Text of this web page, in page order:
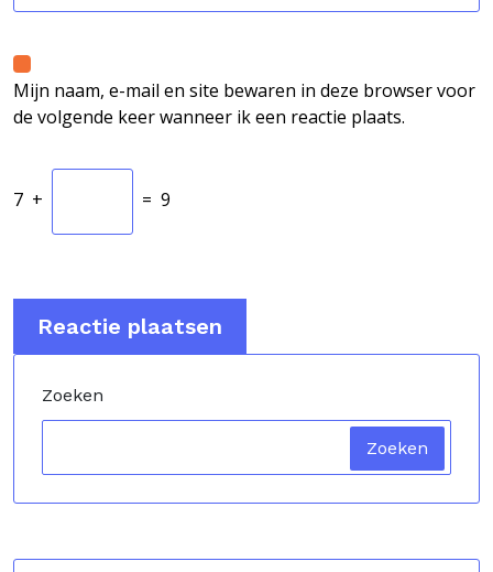
Mijn naam, e-mail en site bewaren in deze browser voor
de volgende keer wanneer ik een reactie plaats.
7 + = 9
Zoeken
Zoeken